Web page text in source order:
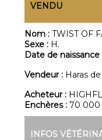
VENDU
Nom :TWIST OF
Sexe : H.
Date de
Vendeur : Haras
Acheteur :
Enchères :70
INFOS